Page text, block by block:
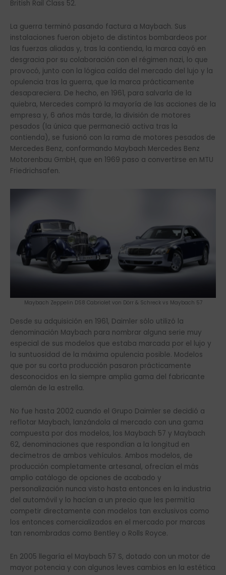
British Rail Class 52.
La guerra terminó pasando factura a Maybach. Sus
instalaciones fueron objeto de distintos bombardeos por
las fuerzas aliadas y, tras la contienda, la marca cayó en
desgracia por su colaboración con el régimen nazi, lo que
provocó, junto con la lógica caída del mercado del lujo y la
opulencia tras la guerra, que la marca prácticamente
desapareciera. De hecho, en 1961, para salvarla de la
quiebra, Mercedes compró la mayoría de las acciones de la
empresa y, 6 años más tarde, la división de motores
pesados (la única que permaneció activa tras la
contienda), se fusionó con la rama de motores pesados de
Mercedes Benz, conformando Maybach Mercedes Benz
Motorenbau GmbH, que en 1969 paso a convertirse en MTU
Friedrichsafen.
Maybach Zeppelin DS8 Cabriolet von Dörr & Schreck vs Maybach 57
Desde su adquisición en 1961, Daimler sólo utilizó la
denominación Maybach para nombrar alguna serie muy
especial de sus modelos que estaba marcada por el lujo y
la suntuosidad de la máxima opulencia posible. Modelos
que por su corta producción pasaron prácticamente
desconocidos en la siempre amplia gama del fabricante
alemán de la estrella.
No fue hasta 2002 cuando el Grupo Daimler se decidió a
reflotar Maybach, lanzándola al mercado con una gama
compuesta por dos modelos, los Maybach 57 y Maybach
62, denominaciones que respondían a la longitud en
decímetros de ambos vehículos. Ambos modelos, de
producción completamente artesanal, ofrecían el más
amplio catálogo de opciones de acabado y
personalización nunca visto hasta entonces en la industria
del automóvil y lo hacían a un precio que les permitía
competir directamente con modelos tan exclusivos como
los entonces comercializados en el mercado por marcas
tan renombradas como Bentley o Rolls Royce.
En 2005 llegaría el Maybach 57 S, dotado con un motor de
mayor potencia y con algunos leves cambios en la estética